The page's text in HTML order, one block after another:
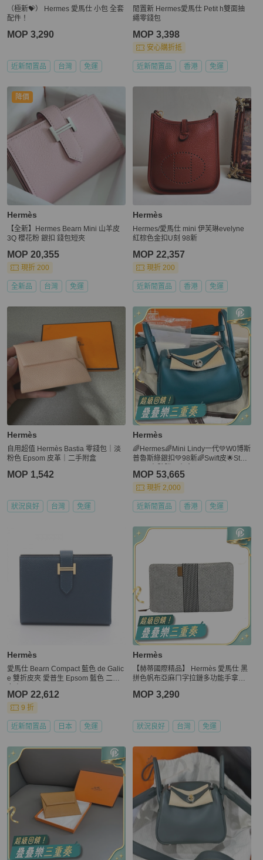
（極新💝） Hermes 愛馬仕 小包 全套
配件！
MOP 3,290
近新閒置品 台灣 免運
閒置新 Hermes愛馬仕 Petit h雙面抽
繩零錢包
MOP 3,398
安心購折抵
近新閒置品 香港 免運
降價
Hermès
【全新】Hermes Bearn Mini 山羊皮
3Q 櫻花粉 銀扣 錢包短夾
MOP 20,355
現折 200
全新品 台灣 免運
Hermès
Hermes/愛馬仕 mini 伊芙琳evelyne
紅棕色金扣U刻 98新
MOP 22,357
現折 200
近新閒置品 香港 免運
Hermès
自用超值 Hermès Bastia 零錢包｜淡
粉色 Epsom 皮革｜二手附盒
MOP 1,542
狀況良好 台灣 免運
Hermès
🌈Hermes🌈Mini Lindy一代💚W0博斯
普魯斯綠銀扣💚98新🌈Swift皮🌟Stam
MOP 53,665
現折 2,000
近新閒置品 香港 免運
Hermès
愛馬仕 Bearn Compact 藍色 de Galic
e 雙折皮夾 愛普生 Epsom 藍色 二手
MOP 22,612
9 折
近新閒置品 日本 免運
Hermès
【赫蒂國際精品】 Hermès 愛馬仕 黑
拼色帆布亞麻ㄇ字拉鏈多功能手拿包 v
MOP 3,290
狀況良好 台灣 免運